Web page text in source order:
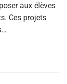
aux élèves
Ces projets